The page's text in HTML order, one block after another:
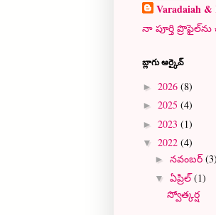
Varadaiah &
నా పూర్తి
బ్లాగు ఆర్కైవ్
► 2026 (8)
► 2025 (4)
► 2023 (1)
▼ 2022 (4)
► నవంబర్(3)
▼ ఏప్రిల్(1)
స్వోత్కర్ష